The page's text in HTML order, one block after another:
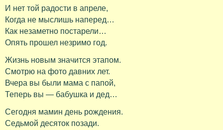
И нет той радости в апреле,
Когда не мыслишь наперед…
Как незаметно постарели…
Опять прошел незримо год.
Жизнь новым значится этапом.
Смотрю на фото давних лет.
Вчера вы были мама с папой,
Теперь вы — бабушка и дед…
Сегодня мамин день рождения.
Седьмой десяток позади.